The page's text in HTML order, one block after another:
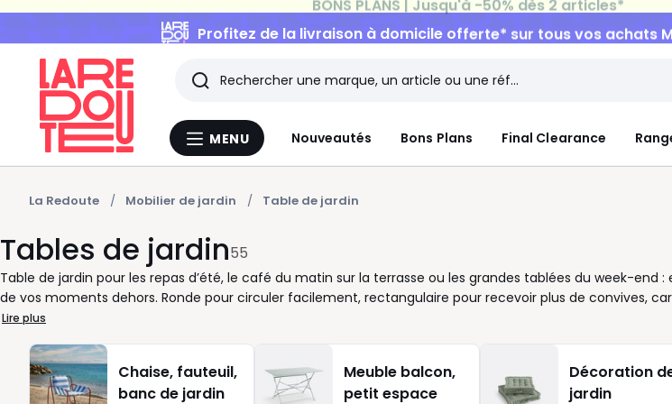
Menu
MENU Nouveautés Bons Plans Final Clearance
Rechercher
Les
derniers
articles
consultés
La Redoute Mobilier de jardin Table de jardin
Tables de jardin55
Table de jardin pour les repas d’été, le café du matin sur la terrasse ou les grandes tablées du week-end
de vos moments dehors. Ronde pour circuler facilement, rectangulaire pour recevoir plus de convives,
espaces, chaque format répond à une façon de vivre votre extérieur. Bois, métal, résine ou verre : à vous
de dernière minute, un modèle fixe crée un coin repas stable et accueillant au quotidien. Pour bien la
de places, à l’espace nécessaire autour des chaises et à l’usage réel de votre balcon, terrasse ou jardin.
pour déjeuner à deux, tandis qu’un grand plateau accompagne volontiers les repas en famille. Nous vous
Lire plus
Chaise, fauteuil,
banc de jardin
Meuble balcon,
petit espace
Décoration
jardin